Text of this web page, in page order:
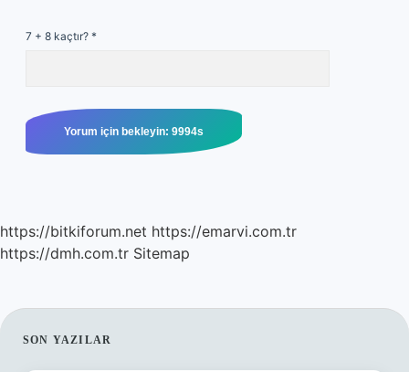
7 + 8 kaçtır? *
https://bitkiforum.net https://emarvi.com.tr
https://dmh.com.tr Sitemap
SIDEBAR
SON YAZILAR